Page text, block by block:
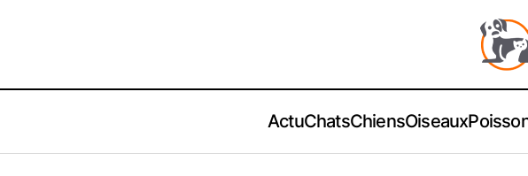
ActuChatsChiensOiseaux